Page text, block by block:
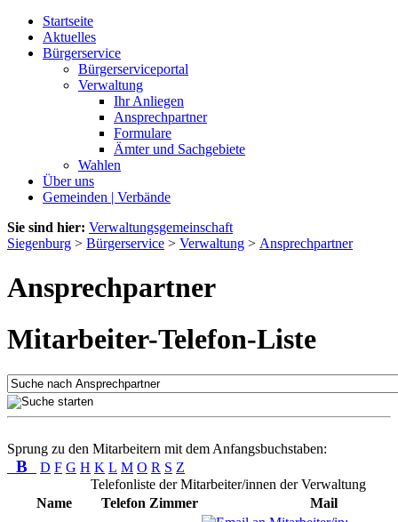
Startseite
Aktuelles
Bürgerservice
Bürgerserviceportal
Verwaltung
Ihr Anliegen
Ansprechpartner
Formulare
Ämter und Sachgebiete
Wahlen
Über uns
Gemeinden | Verbände
Sie sind hier: Verwaltungsgemeinschaft
Siegenburg > Bürgerservice > Verwaltung > Ansprechpartner
Ansprechpartner
Mitarbeiter-Telefon-Liste
Sprung zu den Mitarbeitern mit dem Anfangsbuchstaben:
B D F G H K L M O R S Z
Telefonliste der Mitarbeiter/innen der Verwaltung
Name
Telefon Zimmer
Mail